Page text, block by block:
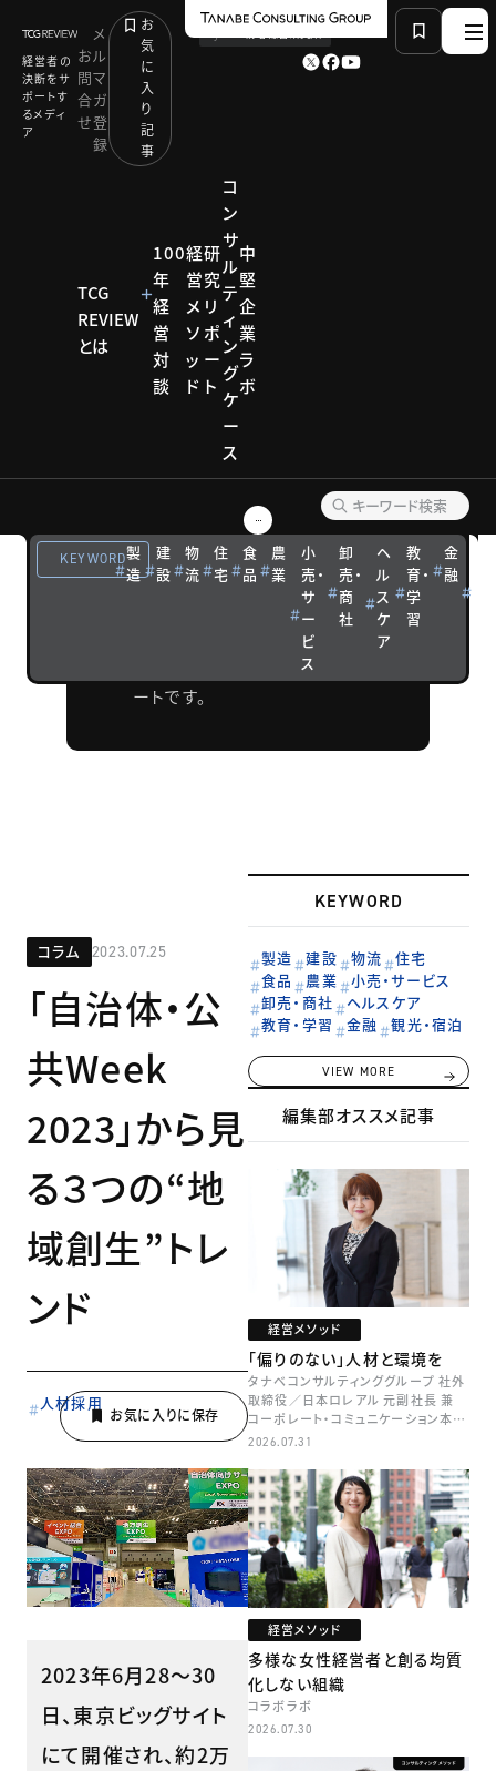
経営者の
決断をサ
ポートす
るメディ
ア
お
問
合
せ
メ
ル
マ
ガ
登
録
お
気
に
入
り
記
事
TCG
REVIEW
とは
100
年
経
営
対
談
経
営
メ
ソ
ッ
ド
研
究
リ
ポ
ー
ト
コ
ン
サ
ル
テ
ィ
ン
グ
ケ
ー
ス
中
堅
企
業
ラ
ボ
KEYWORD製
造
建
設
物
流
住
宅
食
品
農
業
小
売・
サ
ー
ビ
ス
卸
売・
商
社
ヘ
ル
ス
ケ
ア
教
育・
学
習
金
融
コラムイベント開催リポート
「自治体・公共Week 2023」から見る３つの“地域創
生”トレンド
コラム
イベン
ト開催
ト
ートです。
コラム 2023.07.25
「自治体・公
共Week
2023」から見
る３つの“地
域創生”トレ
ンド
人材採用
2023年6月28～30
日、東京ビッグサイト
にて開催され、約2万
KEYWORD
製造 建設 物流
住宅
食品
農業
小売・サービス
卸売・商社
ヘルスケア
教育・学習
金融 観光・宿泊
VIEW MORE
編集部オススメ記事
経営メソッド
「偏りのない」人材と環境を
タナベコンサルティンググループ 社外
取締役／日本ロレアル 元副社長 兼
コーポレート・コミュニケーション本部
本部長／キャリアコンサルタント 井村
2026.07.31
経営メソッド
多様な女性経営者と創る均質
化しない組織
コラボラボ
2026.07.30